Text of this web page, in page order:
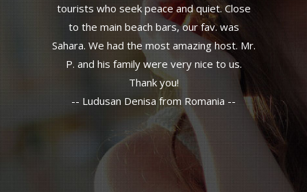
tourists who seek peace and quiet. Close
to the main beach bars, our fav. was
Sahara. We had the most amazing host. Mr.
P. and his family were very nice to us.
Thank you!
-- Ludusan Denisa from Romania --